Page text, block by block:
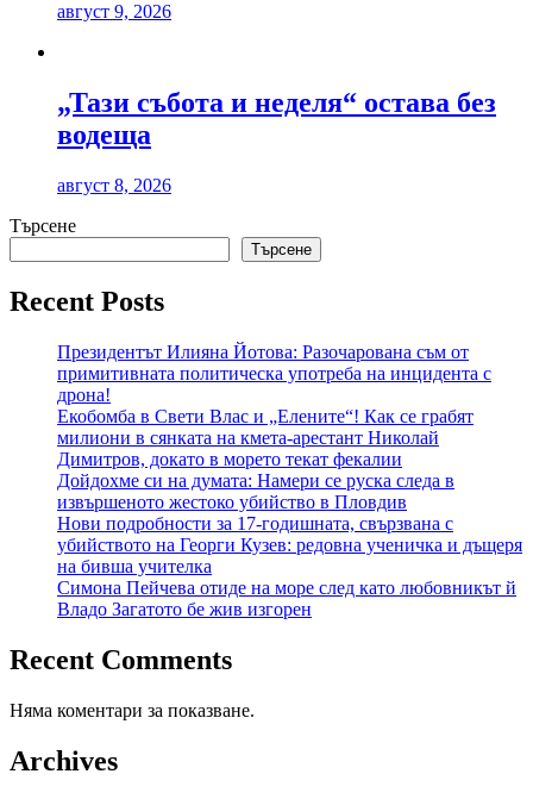
август 9, 2026
„Тази събота и неделя“ остава без
водеща
август 8, 2026
Търсене
Търсене
Recent Posts
Президентът Илияна Йотова: Разочарована съм от
примитивната политическа употреба на инцидента с
дрона!
Екобомба в Свети Влас и „Елените“! Как се грабят
милиони в сянката на кмета-арестант Николай
Димитров, докато в морето текат фекалии
Дойдохме си на думата: Намери се руска следа в
извършеното жестоко убийство в Пловдив
Нови подробности за 17-годишната, свързвана с
убийството на Георги Кузев: редовна ученичка и дъщеря
на бивша учителка
Симона Пейчева отиде на море след като любовникът й
Владо Загатото бе жив изгорен
Recent Comments
Няма коментари за показване.
Archives